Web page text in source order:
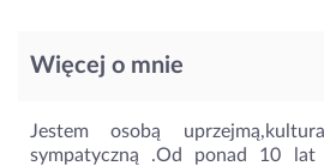
Więcej o mnie
Jestem osobą
sympatyczną .Od ponad 10 lat